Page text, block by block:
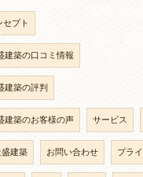
セプト
建築の口コミ情報
建築の評判
建築のお客様の声 サービス
建築 お問い合わせ プラ